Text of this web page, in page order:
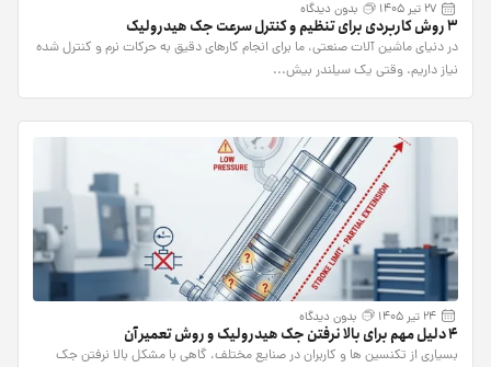
27 تیر 1405 بدون دیدگاه
۳ روش کاربردی برای تنظیم و کنترل سرعت جک هیدرولیک
در دنیای ماشین آلات صنعتی، ما برای انجام کارهای دقیق به حرکات نرم و کنترل شده
نیاز داریم. وقتی یک سیلندر بیش...
24 تیر 1405 بدون دیدگاه
4 دلیل مهم برای بالا نرفتن جک هیدرولیک و روش تعمیر آن
بسیاری از تکنسین ها و کاربران در صنایع مختلف، گاهی با مشکل بالا نرفتن جک